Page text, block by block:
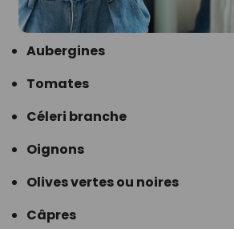
Aubergines
Tomates
Céleri branche
Oignons
Olives vertes ou noires
Câpres